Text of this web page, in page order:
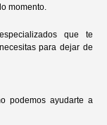
momento.
que te
para dejar de
podemos ayudarte a